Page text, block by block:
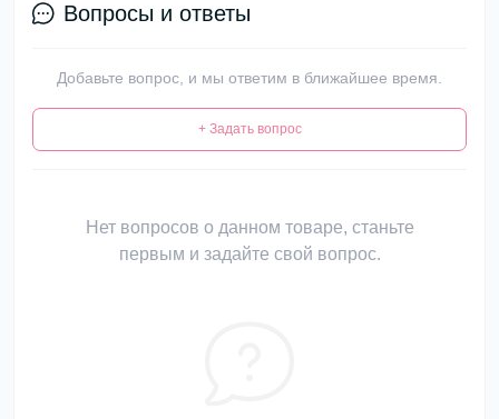
Вопросы и ответы
Добавьте вопрос, и мы ответим в ближайшее время.
+ Задать вопрос
Нет вопросов о данном товаре, станьте
первым и задайте свой вопрос.